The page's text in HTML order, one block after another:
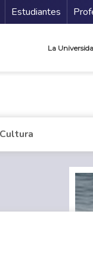
Estudiantes
La